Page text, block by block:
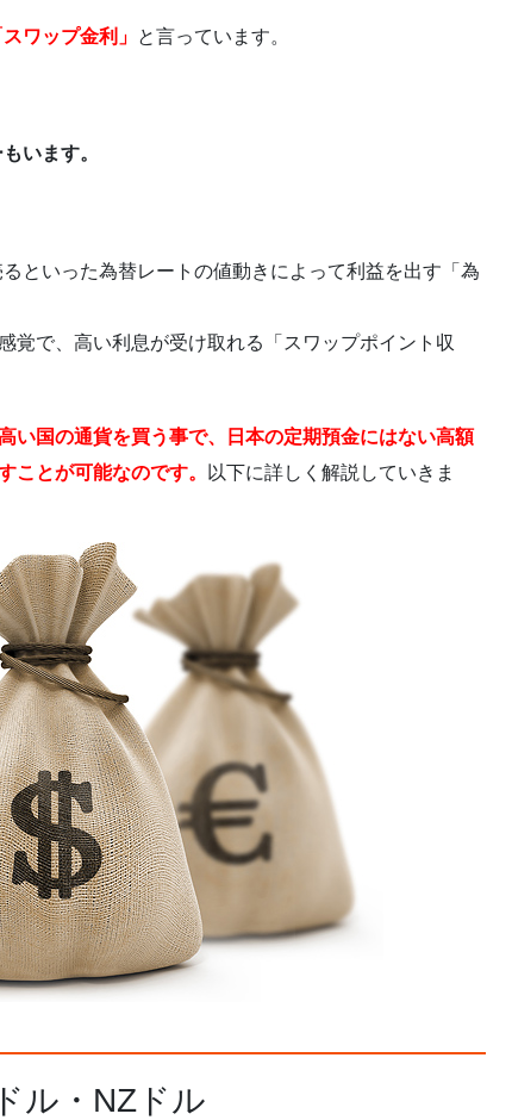
ワップ金利」 と言っています。
います。
といった為替レートの値動きによって利益を出す「為
覚で、高い利息が受け取れる「スワップポイント収
い国の通貨を買う事で、日本の定期預金にはない高額
ことが可能なのです。
以下に詳しく解説していきま
ル・NZドル